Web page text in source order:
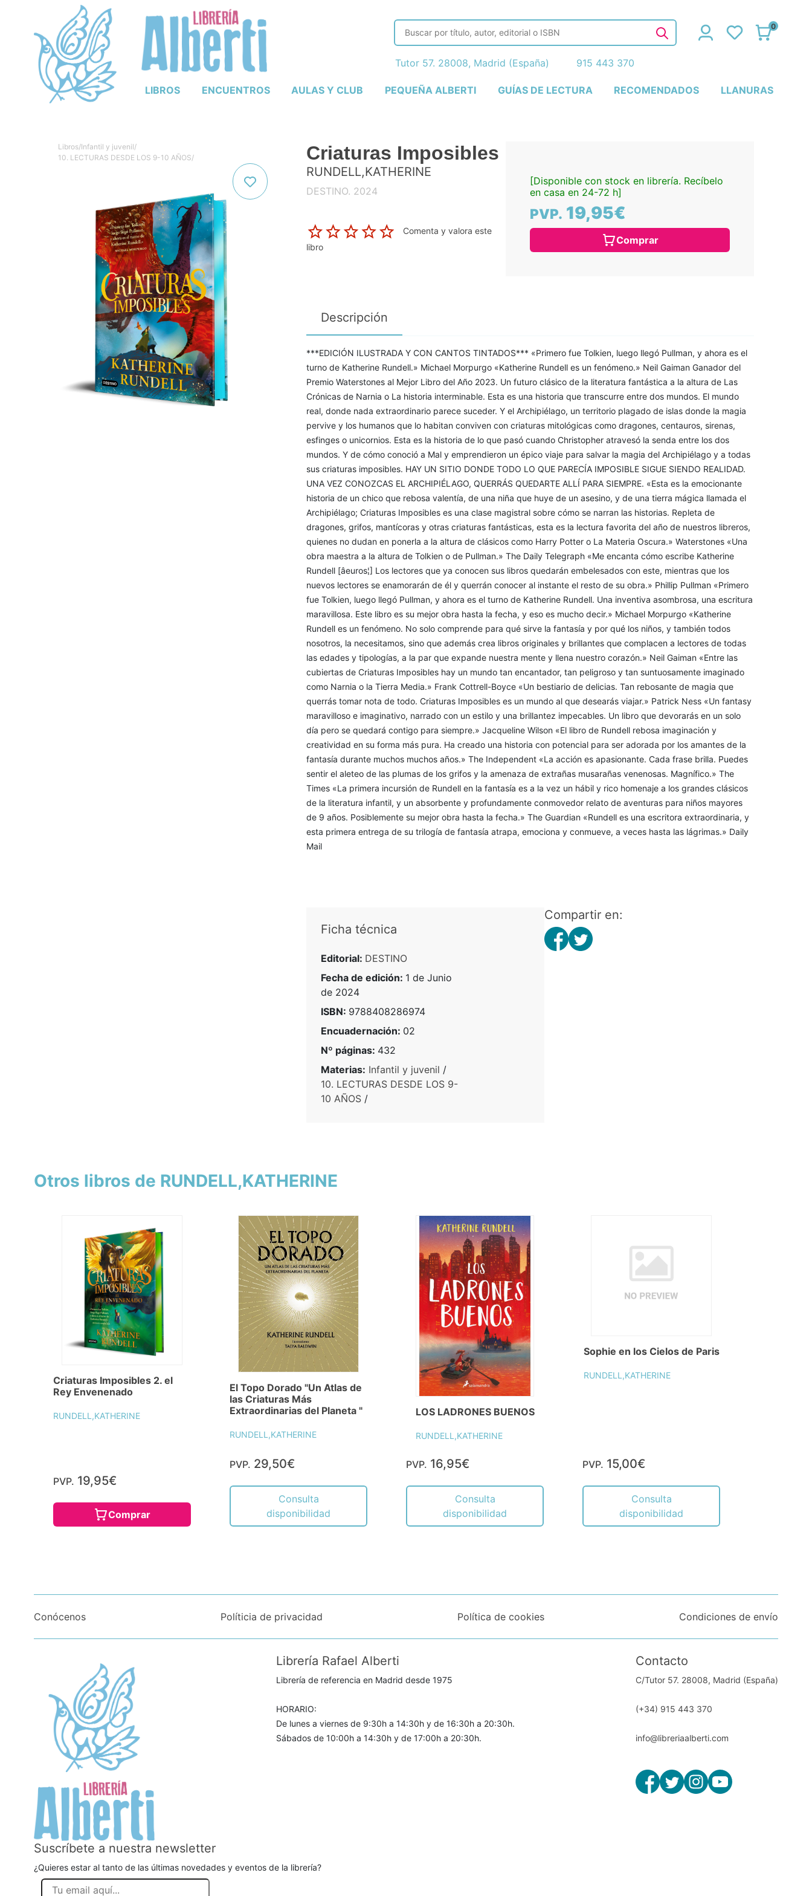
LIBROS ENCUENTROS AULAS Y CLUB PEQUEÑA ALBERTI GUÍAS DE LECTURA RECOMENDADOS LLANURAS
0
Tutor 57. 28008, Madrid (España) 915 443 370
Libros/Infantil y juvenil/
10. LECTURAS DESDE LOS 9-10 AÑOS/ Criaturas Imposibles
RUNDELL,KATHERINE
DESTINO. 2024
Comenta y valora este
libro
[Disponible con stock en librería. Recíbelo
en casa en 24-72 h]
PVP. 19,95€
Comprar
Descripción
***EDICIÓN ILUSTRADA Y CON CANTOS TINTADOS*** «Primero fue Tolkien, luego llegó Pullman, y ahora es el
turno de Katherine Rundell.» Michael Morpurgo «Katherine Rundell es un fenómeno.» Neil Gaiman Ganador del
Premio Waterstones al Mejor Libro del Año 2023. Un futuro clásico de la literatura fantástica a la altura de Las
Crónicas de Narnia o La historia interminable. Esta es una historia que transcurre entre dos mundos. El mundo
real, donde nada extraordinario parece suceder. Y el Archipiélago, un territorio plagado de islas donde la magia
pervive y los humanos que lo habitan conviven con criaturas mitológicas como dragones, centauros, sirenas,
esfinges o unicornios. Esta es la historia de lo que pasó cuando Christopher atravesó la senda entre los dos
mundos. Y de cómo conoció a Mal y emprendieron un épico viaje para salvar la magia del Archipiélago y a todas
sus criaturas imposibles. HAY UN SITIO DONDE TODO LO QUE PARECÍA IMPOSIBLE SIGUE SIENDO REALIDAD.
UNA VEZ CONOZCAS EL ARCHIPIÉLAGO, QUERRÁS QUEDARTE ALLÍ PARA SIEMPRE. «Esta es la emocionante
historia de un chico que rebosa valentía, de una niña que huye de un asesino, y de una tierra mágica llamada el
Archipiélago; Criaturas Imposibles es una clase magistral sobre cómo se narran las historias. Repleta de
dragones, grifos, mantícoras y otras criaturas fantásticas, esta es la lectura favorita del año de nuestros libreros,
quienes no dudan en ponerla a la altura de clásicos como Harry Potter o La Materia Oscura.» Waterstones «Una
obra maestra a la altura de Tolkien o de Pullman.» The Daily Telegraph «Me encanta cómo escribe Katherine
Rundell [âeuros¦] Los lectores que ya conocen sus libros quedarán embelesados con este, mientras que los
nuevos lectores se enamorarán de él y querrán conocer al instante el resto de su obra.» Phillip Pullman «Primero
fue Tolkien, luego llegó Pullman, y ahora es el turno de Katherine Rundell. Una inventiva asombrosa, una escritura
maravillosa. Este libro es su mejor obra hasta la fecha, y eso es mucho decir.» Michael Morpurgo «Katherine
Rundell es un fenómeno. No solo comprende para qué sirve la fantasía y por qué los niños, y también todos
nosotros, la necesitamos, sino que además crea libros originales y brillantes que complacen a lectores de todas
las edades y tipologías, a la par que expande nuestra mente y llena nuestro corazón.» Neil Gaiman «Entre las
cubiertas de Criaturas Imposibles hay un mundo tan encantador, tan peligroso y tan suntuosamente imaginado
como Narnia o la Tierra Media.» Frank Cottrell-Boyce «Un bestiario de delicias. Tan rebosante de magia que
querrás tomar nota de todo. Criaturas Imposibles es un mundo al que desearás viajar.» Patrick Ness «Un fantasy
maravilloso e imaginativo, narrado con un estilo y una brillantez impecables. Un libro que devorarás en un solo
día pero se quedará contigo para siempre.» Jacqueline Wilson «El libro de Rundell rebosa imaginación y
creatividad en su forma más pura. Ha creado una historia con potencial para ser adorada por los amantes de la
fantasía durante muchos muchos años.» The Independent «La acción es apasionante. Cada frase brilla. Puedes
sentir el aleteo de las plumas de los grifos y la amenaza de extrañas musarañas venenosas. Magnífico.» The
Times «La primera incursión de Rundell en la fantasía es a la vez un hábil y rico homenaje a los grandes clásicos
de la literatura infantil, y un absorbente y profundamente conmovedor relato de aventuras para niños mayores
de 9 años. Posiblemente su mejor obra hasta la fecha.» The Guardian «Rundell es una escritora extraordinaria, y
esta primera entrega de su trilogía de fantasía atrapa, emociona y conmueve, a veces hasta las lágrimas.» Daily
Mail
Ficha técnica
Editorial: DESTINO
Fecha de edición: 1 de Junio
de 2024
ISBN: 9788408286974
Encuadernación: 02
Nº páginas: 432
Materias: Infantil y juvenil /
10. LECTURAS DESDE LOS 9-
10 AÑOS/
Compartir en:
Otros libros de RUNDELL,KATHERINE
Criaturas Imposibles 2. el
Rey Envenenado
RUNDELL,KATHERINE
PVP. 19,95€
Comprar
El Topo Dorado "Un Atlas de
las Criaturas Más
Extraordinarias del Planeta "
RUNDELL,KATHERINE
PVP. 29,50€
Consulta
disponibilidad
LOS LADRONES BUENOS
RUNDELL,KATHERINE
PVP. 16,95€
Consulta
disponibilidad
Sophie en los Cielos de Paris
RUNDELL,KATHERINE
PVP. 15,00€
Consulta
disponibilidad
Conócenos Políticia de privacidad Política de cookies Condiciones de envío
Librería Rafael Alberti
Librería de referencia en Madrid desde 1975
HORARIO:
De lunes a viernes de 9:30h a 14:30h y de 16:30h a 20:30h.
Sábados de 10:00h a 14:30h y de 17:00h a 20:30h.
Contacto
C/Tutor 57. 28008, Madrid (España)
(+34) 915 443 370
info@libreriaalberti.com
Suscríbete a nuestra newsletter
¿Quieres estar al tanto de las últimas novedades y eventos de la librería?